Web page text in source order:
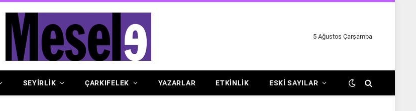
5 Ağustos Çarşamba
SEYİRLİK ÇARKIFELEK YAZARLAR ETKINLIK ESKI SAYILAR